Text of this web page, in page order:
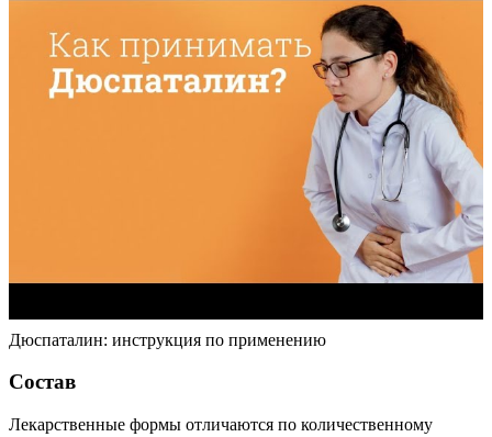
Дюспаталин: инструкция по применению
Состав
Лекарственные формы отличаются по количественному